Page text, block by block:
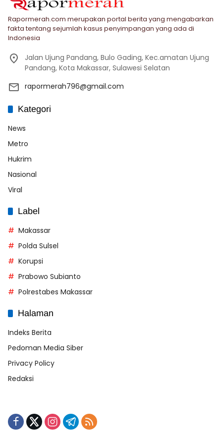
Rapormerah.com merupakan portal berita yang mengabarkan
fakta tentang sejumlah kasus penyimpangan yang ada di
Indonesia
Jalan Ujung Pandang, Bulo Gading, Kec.amatan Ujung
Pandang, Kota Makassar, Sulawesi Selatan
rapormerah796@gmail.com
Kategori
News
Metro
Hukrim
Nasional
Viral
Label
Makassar
Polda Sulsel
Korupsi
Prabowo Subianto
Polrestabes Makassar
Halaman
Indeks Berita
Pedoman Media Siber
Privacy Policy
Redaksi